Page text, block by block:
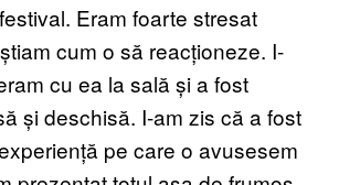
Eram foarte stresat
cum o să reacționeze. I-
cu ea la sală și a fost
și deschisă. I-am zis că a fost
pe care o avusesem